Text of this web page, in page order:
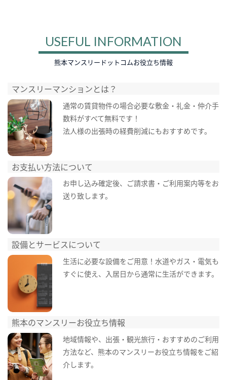
USEFUL INFORMATION
熊本マンスリードットコムお役立ち情報
マンスリーマンションとは？
通常の賃貸物件の場合必要な敷金・礼金・仲介手
数料がすべて無料です！
法人様の出張時の経費削減にもおすすめです。
お支払い方法について
お申し込み確定後、ご請求書・ご利用案内等をお
送り致します。
設備とサービスについて
生活に必要な設備をご用意！水道やガス・電気も
すぐに使え、入居日から通常に生活ができます。
熊本のマンスリーお役立ち情報
地域情報や、出張・観光旅行・おすすめのご利用
方法など、熊本のマンスリーお役立ち情報をご紹
介します。